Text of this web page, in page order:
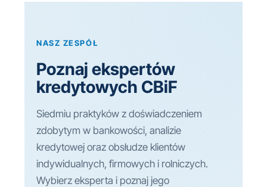
NASZ ZESPÓŁ
Poznaj ekspertów
kredytowych CBiF
Siedmiu praktyków z doświadczeniem
zdobytym w bankowości, analizie
kredytowej oraz obsłudze klientów
indywidualnych, firmowych i rolniczych.
Wybierz eksperta i poznaj jego